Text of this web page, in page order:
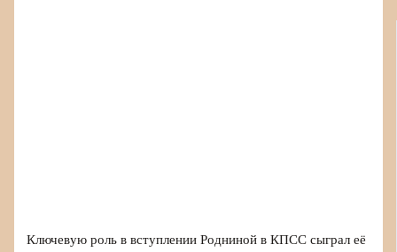
Ключевую роль в вступлении Родниной в КПСС сыграл её